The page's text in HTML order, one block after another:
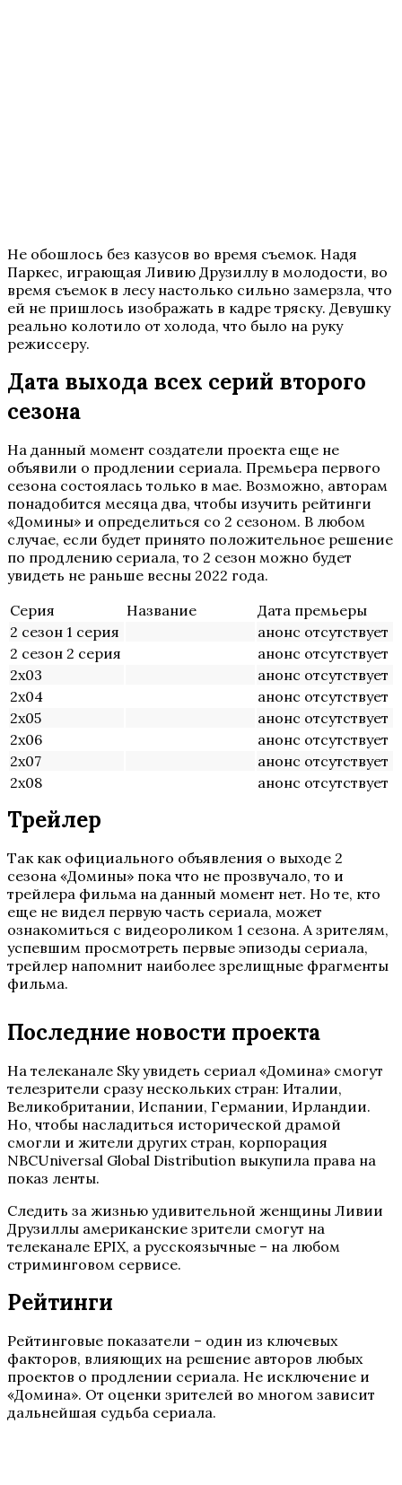
Не обошлось без казусов во время съемок. Надя
Паркес, играющая Ливию Друзиллу в молодости, во
время съемок в лесу настолько сильно замерзла, что
ей не пришлось изображать в кадре тряску. Девушку
реально колотило от холода, что было на руку
режиссеру.
Дата выхода всех серий второго
сезона
На данный момент создатели проекта еще не
объявили о продлении сериала. Премьера первого
сезона состоялась только в мае. Возможно, авторам
понадобится месяца два, чтобы изучить рейтинги
«Домины» и определиться со 2 сезоном. В любом
случае, если будет принято положительное решение
по продлению сериала, то 2 сезон можно будет
увидеть не раньше весны 2022 года.
Серия
Название
Дата премьеры
2 сезон 1 серия
анонс отсутствует
2 сезон 2 серия
анонс отсутствует
2х03
анонс отсутствует
2х04
анонс отсутствует
2х05
анонс отсутствует
2х06
анонс отсутствует
2х07
анонс отсутствует
2х08
анонс отсутствует
Трейлер
Так как официального объявления о выходе 2
сезона «Домины» пока что не прозвучало, то и
трейлера фильма на данный момент нет. Но те, кто
еще не видел первую часть сериала, может
ознакомиться с видеороликом 1 сезона. А зрителям,
успевшим просмотреть первые эпизоды сериала,
трейлер напомнит наиболее зрелищные фрагменты
фильма.
Последние новости проекта
На телеканале Sky увидеть сериал «Домина» смогут
телезрители сразу нескольких стран: Италии,
Великобритании, Испании, Германии, Ирландии.
Но, чтобы насладиться исторической драмой
смогли и жители других стран, корпорация
NBCUniversal Global Distribution выкупила права на
показ ленты.
Следить за жизнью удивительной женщины Ливии
Друзиллы американские зрители смогут на
телеканале EPIX, а русскоязычные – на любом
стриминговом сервисе.
Рейтинги
Рейтинговые показатели – один из ключевых
факторов, влияющих на решение авторов любых
проектов о продлении сериала. Не исключение и
«Домина». От оценки зрителей во многом зависит
дальнейшая судьба сериала.